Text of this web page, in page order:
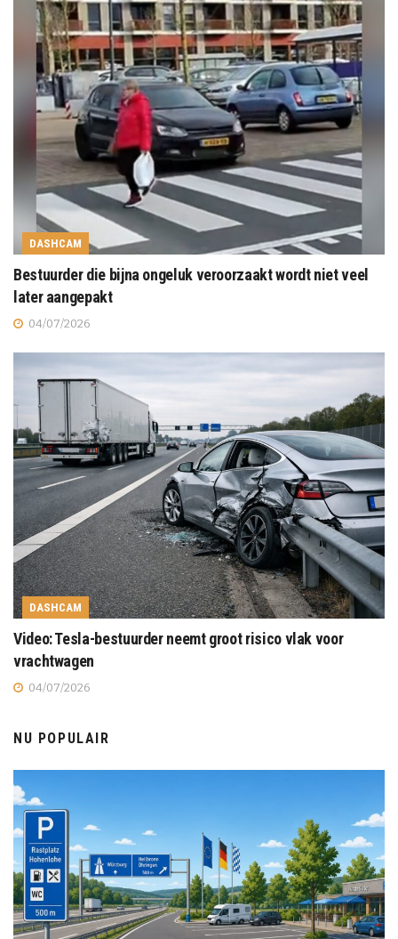
DASHCAM
Bestuurder die bijna ongeluk veroorzaakt wordt niet veel
later aangepakt
04/07/2026
DASHCAM
Video: Tesla-bestuurder neemt groot risico vlak voor
vrachtwagen
04/07/2026
NU POPULAIR